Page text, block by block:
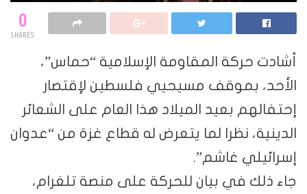
0
SHARES
حركة المقاومة الإسلامية “حماس”،
بموقف مسيحيي فلسطين لإقتصار
بعيد الميلاد هذا العام على الشعائر
نظرا لما يتعرض له قطاع غزة من “عدوان
غاشم”.
في بيان للحركة على منصة تلغرام،